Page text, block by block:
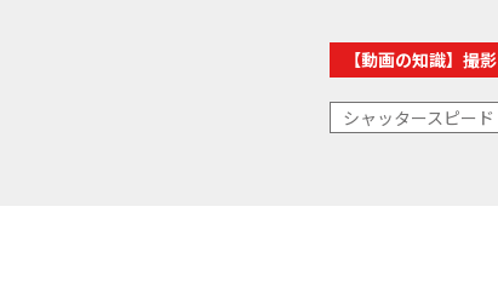
【動画の知識】撮影
シャッタースピード